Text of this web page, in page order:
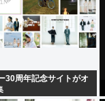
30周年記念サイトがオ